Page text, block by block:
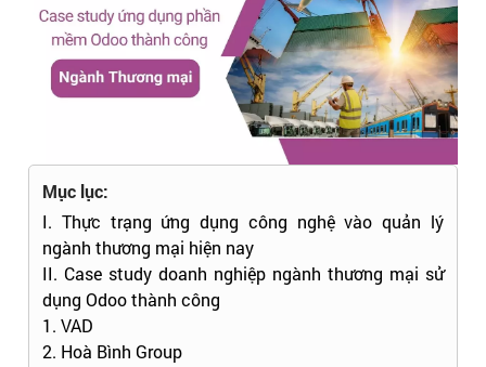
Mục lục:
I. Thực trạng ứng dụng công nghệ vào quản lý
ngành thương mại hiện nay
II. Case study doanh nghiệp ngành thương mại sử
dụng Odoo thành công
1. VAD
2. Hoà Bình Group